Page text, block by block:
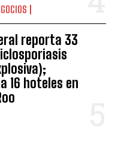
reporta 33
16 hoteles en